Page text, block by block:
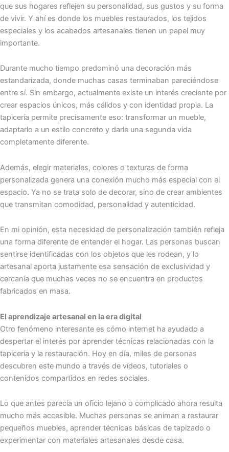
que sus hogares reflejen su personalidad, sus gustos y su forma
de vivir. Y ahí es donde los muebles restaurados, los tejidos
especiales y los acabados artesanales tienen un papel muy
importante.
Durante mucho tiempo predominó una decoración más
estandarizada, donde muchas casas terminaban pareciéndose
entre sí. Sin embargo, actualmente existe un interés creciente por
crear espacios únicos, más cálidos y con identidad propia. La
tapicería permite precisamente eso: transformar un mueble,
adaptarlo a un estilo concreto y darle una segunda vida
completamente diferente.
Además, elegir materiales, colores o texturas de forma
personalizada genera una conexión mucho más especial con el
espacio. Ya no se trata solo de decorar, sino de crear ambientes
que transmitan comodidad, personalidad y autenticidad.
En mi opinión, esta necesidad de personalización también refleja
una forma diferente de entender el hogar. Las personas buscan
sentirse identificadas con los objetos que les rodean, y lo
artesanal aporta justamente esa sensación de exclusividad y
cercanía que muchas veces no se encuentra en productos
fabricados en masa.
El aprendizaje artesanal en la era digital
Otro fenómeno interesante es cómo internet ha ayudado a
despertar el interés por aprender técnicas relacionadas con la
tapicería y la restauración. Hoy en día, miles de personas
descubren este mundo a través de vídeos, tutoriales o
contenidos compartidos en redes sociales.
Lo que antes parecía un oficio lejano o complicado ahora resulta
mucho más accesible. Muchas personas se animan a restaurar
pequeños muebles, aprender técnicas básicas de tapizado o
experimentar con materiales artesanales desde casa.